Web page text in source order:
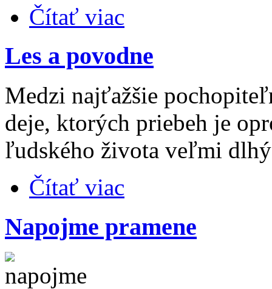
Čítať viac
Les a povodne
Medzi najťažšie
deje, ktorých priebeh je
ľudského života veľmi
Čítať viac
Napojme pramene